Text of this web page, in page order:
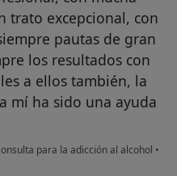
trato excepcional, con
pautas de gran
los resultados con
a ellos también, la
mí ha sido una ayuda
para la adicción al alcohol •